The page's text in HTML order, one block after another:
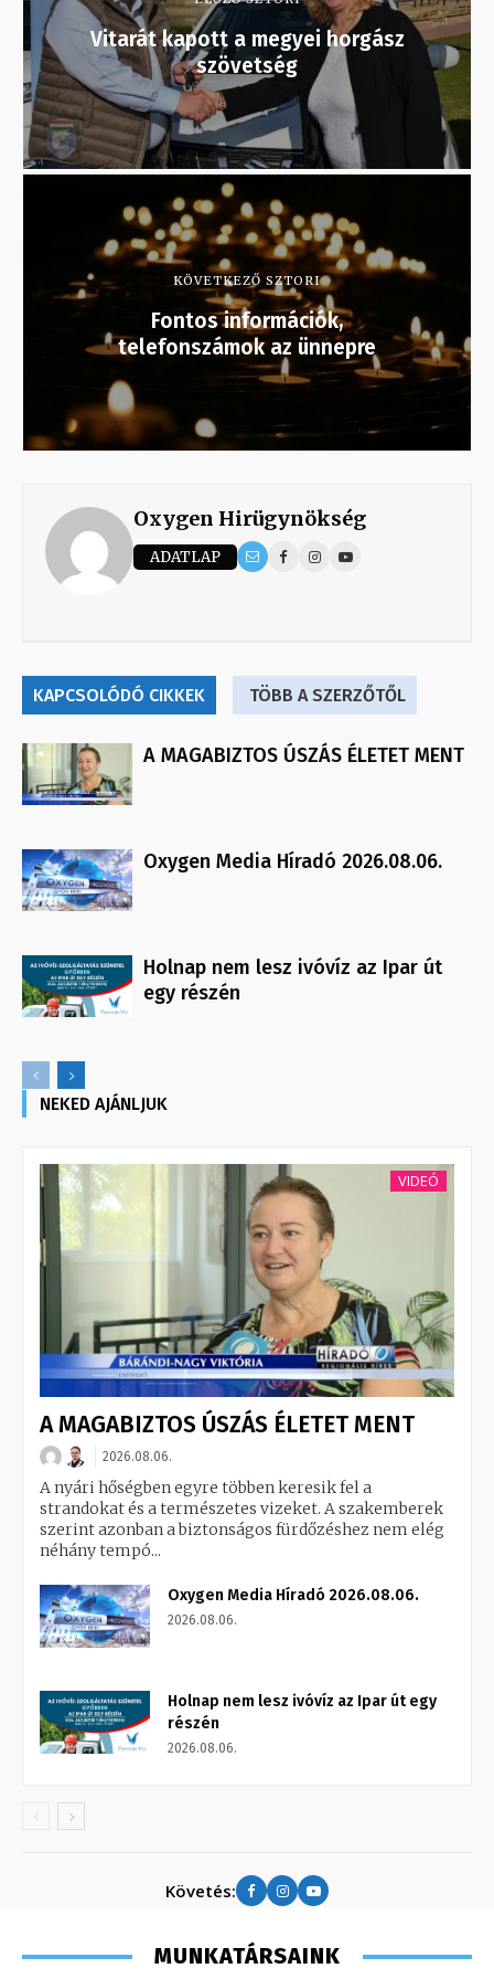
Vitarát kapott a megyei horgász
szövetség
KÖVETKEZŐ SZTORI
Fontos információk,
telefonszámok az ünnepre
Oxygen Hirügynökség
ADATLAP
KAPCSOLÓDÓ CIKKEK TÖBB A SZERZŐTŐL
A MAGABIZTOS ÚSZÁS ÉLETET MENT
Oxygen Media Híradó 2026.08.06.
Holnap nem lesz ivóvíz az Ipar út
egy részén
NEKED AJÁNLJUK
VIDEÓ
A MAGABIZTOS ÚSZÁS ÉLETET MENT
2026.08.06.
A nyári hőségben egyre többen keresik fel a
strandokat és a természetes vizeket. A szakemberek
szerint azonban a biztonságos fürdőzéshez nem elég
néhány tempó...
Oxygen Media Híradó 2026.08.06.
2026.08.06.
Holnap nem lesz ivóvíz az Ipar út egy
részén
2026.08.06.
Követés:
MUNKATÁRSAINK